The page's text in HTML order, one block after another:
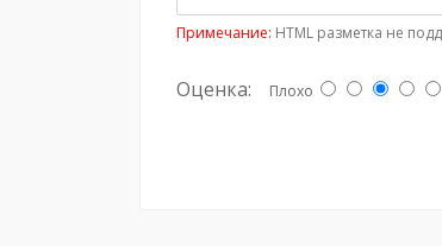
Примечание: HTML разметка не
Оценка: Плохо